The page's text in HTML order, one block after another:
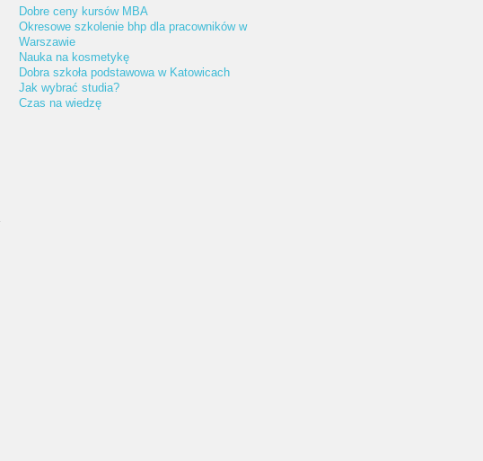
Dobre ceny kursów MBA
Okresowe szkolenie bhp dla pracowników w
Warszawie
Nauka na kosmetykę
Dobra szkoła podstawowa w Katowicach
Jak wybrać studia?
Czas na wiedzę